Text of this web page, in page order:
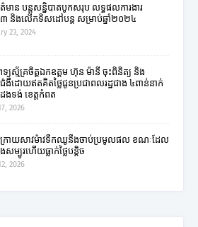
ាន បន្តសន្និបាតបូកសរុប លទ្ធផលការងារ
៣ និងលើកទិសដៅបន្ត សម្រាប់ឆ្នាំ២០២៤
23, 2024
ទ្យស្ម័គ្រចិត្តឯកឧត្តម ហ៊ុន ម៉ានី ចុះពិនិត្យ និង
ងឺដោយឥតគិតថ្លៃជូនប្រជាពលរដ្ឋជាង ៤ពាន់នាក់
ងទង់ ខេត្តកំពត
2026
រោយសាវម៉ាវទឹកឈូនឹងចាប់ប្រមូលផល ខណៈដែល
សម្បូរហើយធ្លាក់ថ្លៃបន្តិច
2026